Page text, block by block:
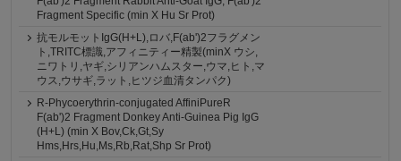
Fragment Specific (min X Hu Sr Prot)
抗モルモットIgG(H+L),ロバ,F(ab')2フラグメン
ト,TRITC標識,アフィニティー精製(minX ウシ,
ニワトリ,ヤギ,シリアンハムスター,ウマ,ヒト,マ
ウス,ウサギ,ラット,ヒツジ血清タンパク)
R-Phycoerythrin-conjugated AffiniPureR
F(ab')2 Fragment Donkey Anti-Guinea Pig IgG
(H+L) (min X Bov,Ck,Gt,Sy
Hms,Hrs,Hu,Ms,Rb,Rat,Shp Sr Prot)